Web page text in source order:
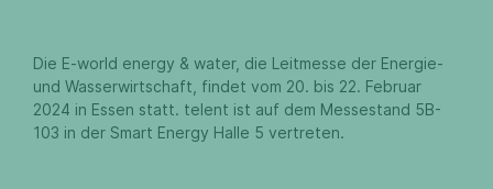
Die E-world energy & water, die Leitmesse der Energie-
und Wasserwirtschaft, findet vom 20. bis 22. Februar
2024 in Essen statt. telent ist auf dem Messestand 5B-
103 in der Smart Energy Halle 5 vertreten.